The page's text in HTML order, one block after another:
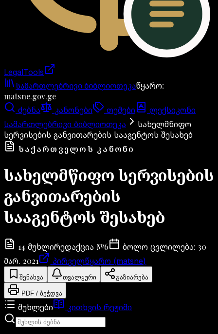
LegalTools
ანგარიში იტვირთება
სამართლებრივი ბიბლიოთეკაწყარო:
matsne.gov.ge
ძებნა კანონები თემები
ლექსიკონი
სამართლებრივი ბიბლიოთეკა
სახელმწიფო
სერვისების განვითარების სააგენტოს შესახებ
ᲡᲐᲥᲐᲠᲗᲕᲔᲚᲝᲡ ᲙᲐᲜᲝᲜᲘ
სახელმწიფო სერვისების
განვითარების
სააგენტოს შესახებ
14 მუხლირედაქცია №6 ბოლო ცვლილება: 30
მარ. 2021
პირველწყარო (matsne)
შენახვა თვალყური გაზიარება
PDF / ბეჭდვა
მუხლები კითხვის რეჟიმი